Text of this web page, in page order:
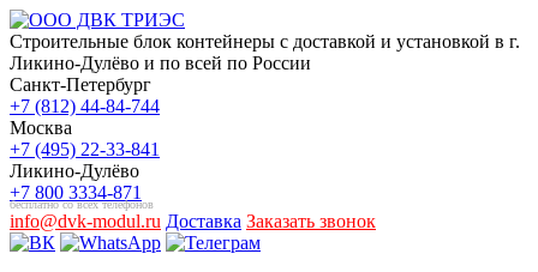
Строительные блок контейнеры с доставкой и установкой в г.
Ликино-Дулёво и по всей по России
Санкт-Петербург
+7 (812) 44-84-744
Москва
+7 (495) 22-33-841
Ликино-Дулёво
+7 800 3334-871
бесплатно со всех телефонов
info@dvk-modul.ru Доставка Заказать звонок